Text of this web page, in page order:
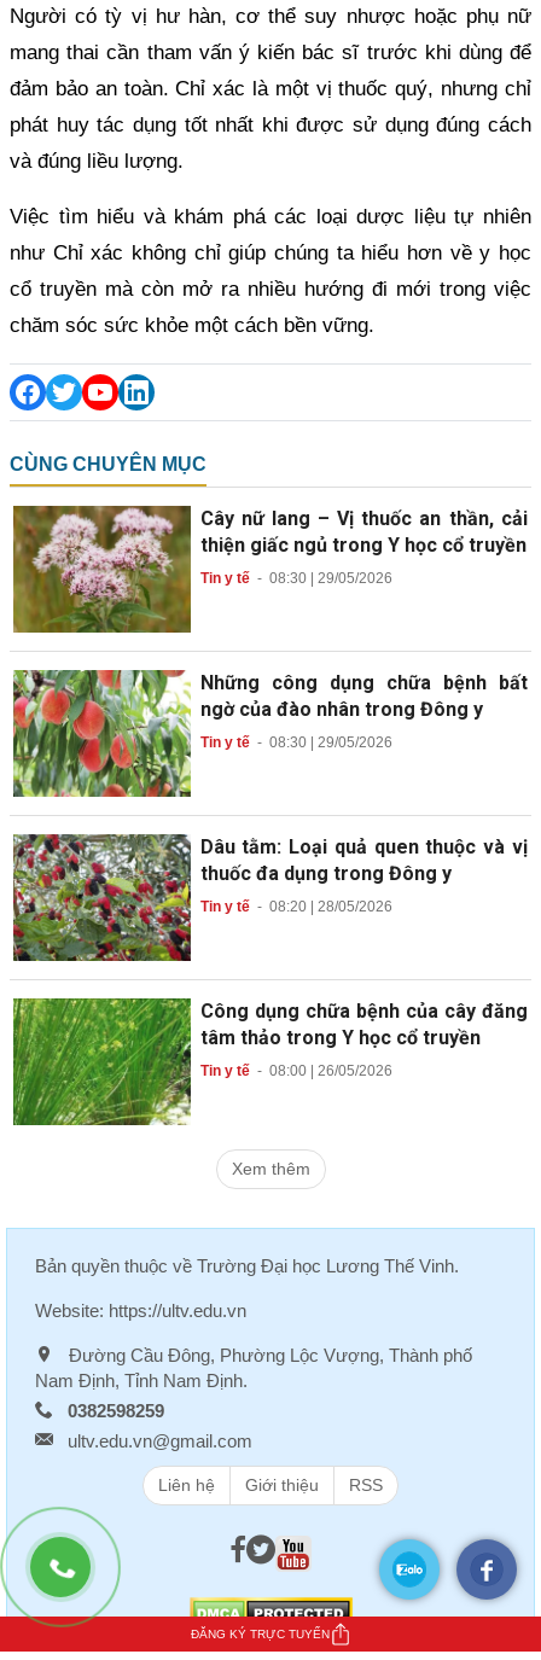
Người có tỳ vị hư hàn, cơ thể suy nhược hoặc phụ nữ
mang thai cần tham vấn ý kiến bác sĩ trước khi dùng để
đảm bảo an toàn. Chỉ xác là một vị thuốc quý, nhưng chỉ
phát huy tác dụng tốt nhất khi được sử dụng đúng cách
và đúng liều lượng.
Việc tìm hiểu và khám phá các loại dược liệu tự nhiên
như Chỉ xác không chỉ giúp chúng ta hiểu hơn về y học
cổ truyền mà còn mở ra nhiều hướng đi mới trong việc
chăm sóc sức khỏe một cách bền vững.
CÙNG CHUYÊN MỤC
Cây nữ lang – Vị thuốc an thần, cải
thiện giấc ngủ trong Y học cổ truyền
Tin y tế- 08:30 | 29/05/2026
Những công dụng chữa bệnh bất
ngờ của đào nhân trong Đông y
Tin y tế- 08:30 | 29/05/2026
Dâu tằm: Loại quả quen thuộc và vị
thuốc đa dụng trong Đông y
Tin y tế- 08:20 | 28/05/2026
Công dụng chữa bệnh của cây đăng
tâm thảo trong Y học cổ truyền
Tin y tế- 08:00 | 26/05/2026
Xem thêm
Bản quyền thuộc về Trường Đại học Lương Thế Vinh.
Website: https://ultv.edu.vn
Đường Cầu Đông, Phường Lộc Vượng, Thành phố
Nam Định, Tỉnh Nam Định.
0382598259
ultv.edu.vn@gmail.com
Liên hệ Giới thiệu RSS
ĐĂNG KÝ TRỰC TUYẾN